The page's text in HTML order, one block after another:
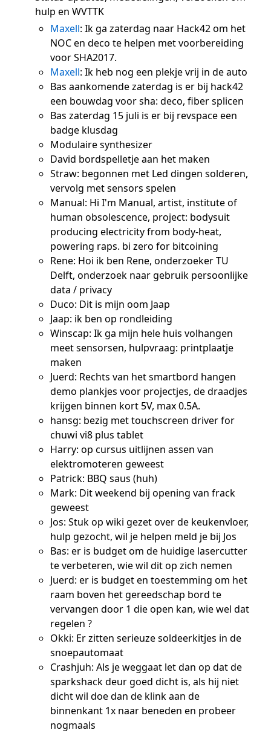
hulp en WVTTK
Maxell: Ik ga zaterdag naar Hack42 om het
NOC en deco te helpen met voorbereiding
voor SHA2017.
Maxell: Ik heb nog een plekje vrij in de auto
Bas aankomende zaterdag is er bij hack42
een bouwdag voor sha: deco, fiber splicen
Bas zaterdag 15 juli is er bij revspace een
badge klusdag
Modulaire synthesizer
David bordspelletje aan het maken
Straw: begonnen met Led dingen solderen,
vervolg met sensors spelen
Manual: Hi I'm Manual, artist, institute of
human obsolescence, project: bodysuit
producing electricity from body-heat,
powering raps. bi zero for bitcoining
Rene: Hoi ik ben Rene, onderzoeker TU
Delft, onderzoek naar gebruik persoonlijke
data / privacy
Duco: Dit is mijn oom Jaap
Jaap: ik ben op rondleiding
Winscap: Ik ga mijn hele huis volhangen
meet sensorsen, hulpvraag: printplaatje
maken
Juerd: Rechts van het smartbord hangen
demo plankjes voor projectjes, de draadjes
krijgen binnen kort 5V, max 0.5A.
hansg: bezig met touchscreen driver for
chuwi vi8 plus tablet
Harry: op cursus uitlijnen assen van
elektromoteren geweest
Patrick: BBQ saus (huh)
Mark: Dit weekend bij opening van frack
geweest
Jos: Stuk op wiki gezet over de keukenvloer,
hulp gezocht, wil je helpen meld je bij Jos
Bas: er is budget om de huidige lasercutter
te verbeteren, wie wil dit op zich nemen
Juerd: er is budget en toestemming om het
raam boven het gereedschap bord te
vervangen door 1 die open kan, wie wel dat
regelen ?
Okki: Er zitten serieuze soldeerkitjes in de
snoepautomaat
Crashjuh: Als je weggaat let dan op dat de
sparkshack deur goed dicht is, als hij niet
dicht wil doe dan de klink aan de
binnenkant 1x naar beneden en probeer
nogmaals